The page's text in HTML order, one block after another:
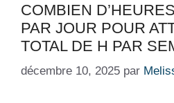
COMBIEN
PAR JOUR POUR
TOTAL DE H PAR
décembre 10, 2025 par